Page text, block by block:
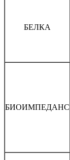
БЕЛКА
БИОИМПЕДАНС